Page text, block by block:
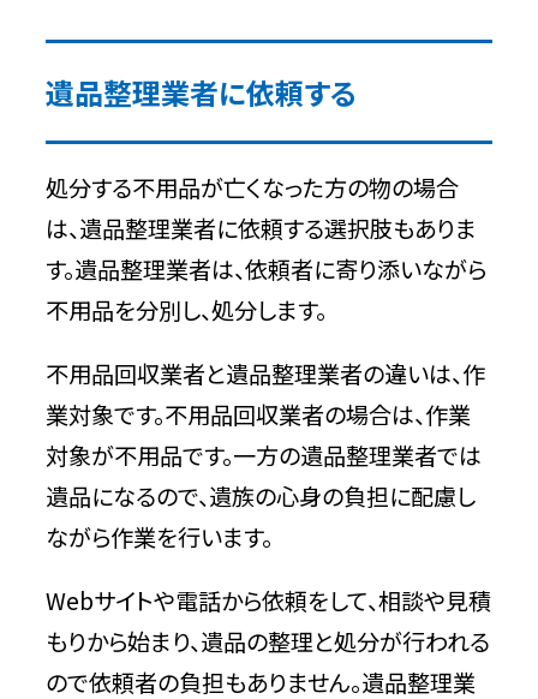
遺品整理業者に依頼する
処分する不用品が亡くなった方の物の場合
は、遺品整理業者に依頼する選択肢もありま
す。遺品整理業者は、依頼者に寄り添いながら
不用品を分別し、処分します。
不用品回収業者と遺品整理業者の違いは、作
業対象です。不用品回収業者の場合は、作業
対象が不用品です。一方の遺品整理業者では
遺品になるので、遺族の心身の負担に配慮し
ながら作業を行います。
Webサイトや電話から依頼をして、相談や見積
もりから始まり、遺品の整理と処分が行われる
ので依頼者の負担もありません。遺品整理業